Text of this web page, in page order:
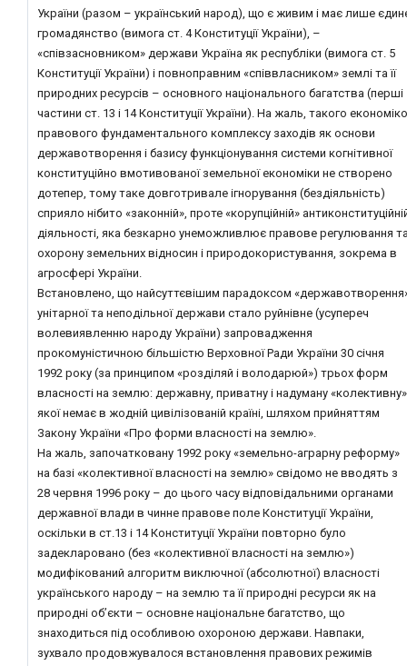
України (разом – український народ), що є живим і має лише
громадянство (вимога ст. 4 Конституції України), –
«співзасновником» держави Україна як республіки (вимога ст. 5
Конституції України) і повноправним «співвласником» землі та її
природних ресурсів – основного національного багатства (перші
частини ст. 13 і 14 Конституції України). На жаль, такого
правового фундаментального комплексу заходів як основи
державотворення і базису функціонування системи когнітивної
конституційно вмотивованої земельної економіки не створено
дотепер, тому таке довготривале ігнорування (бездіяльність)
сприяло нібито «законній», проте «корупційній»
діяльності, яка безкарно унеможливлює правове регулювання
охорону земельних відносин і природокористування, зокрема в
агросфері України.
Встановлено, що найсуттєвішим парадоксом
унітарної та неподільної держави стало руйнівне (усупереч
волевиявленню народу України) запровадження
прокомуністичною більшістю Верховної Ради України 30 січня
1992 року (за принципом «розділяй і володарюй») трьох форм
власності на землю: державну, приватну і надуману
якої немає в жодній цивілізованій країні, шляхом прийняттям
Закону України «Про форми власності на землю».
На жаль, започатковану 1992 року «земельно-аграрну реформу»
на базі «колективної власності на землю» свідомо не вводять з
28 червня 1996 року – до цього часу відповідальними органами
державної влади в чинне правове поле Конституції України,
оскільки в ст.13 і 14 Конституції України повторно було
задекларовано (без «колективної власності на землю»)
модифікований алгоритм виключної (абсолютної) власності
українського народу – на землю та її природні ресурси як на
природні об’єкти – основне національне багатство, що
знаходиться під особливою охороною держави. Навпаки,
зухвало продовжувалося встановлення правових режимів